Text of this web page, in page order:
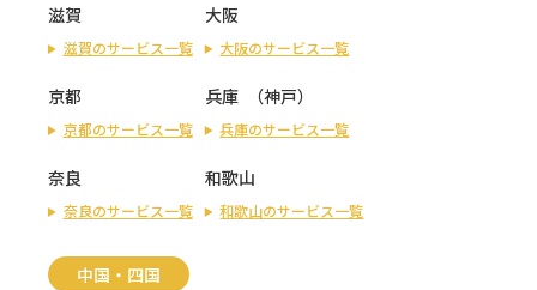
滋賀
滋賀のサービス一覧
大阪
大阪のサービス一覧
京都
京都のサービス一覧
兵庫 （神戸）
兵庫のサービス一覧
奈良
奈良のサービス一覧
和歌山
和歌山のサービス一覧
中国・四国